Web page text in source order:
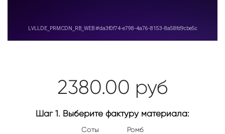
2380.00 руб
Шаг 1. Выберите фактуру материала:
Соты Ромб